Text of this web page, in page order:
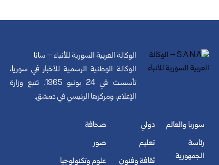
الوكالة العربية السورية للأنباء – سانا
الوكالة الوطنية الرسمية للأخبار في سوريا،
تأسست في 24 يونيو 1965. تتبع وزارة
الإعلام، ومركزها الرئيسي في دمشق.
سوريا والعالم
رئاسة
الجمهورية
دولي
تعليم
ثقافة وفنون
صحافة
صور
علوم وتكنولوجيا